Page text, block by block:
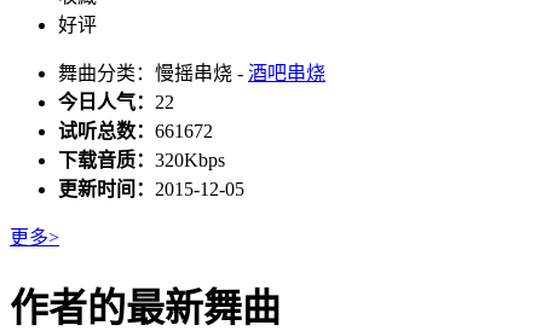
好评
舞曲分类：慢摇串烧 - 酒吧串烧
今日人气： 22
试听总数： 661672
下载音质： 320Kbps
更新时间： 2015-12-05
更多>
作者的最新舞曲